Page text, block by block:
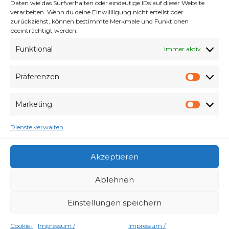
Daten wie das Surfverhalten oder eindeutige IDs auf dieser Website
verarbeiten. Wenn du deine Einwillligung nicht erteilst oder
zurückziehst, können bestimmte Merkmale und Funktionen
beeinträchtigt werden.
Funktional Immer aktiv
Präferenzen
Marketing
Dienste verwalten
Akzeptieren
Ablehnen
Einstellungen speichern
Cookie- Impressum / Impressum /
Volksstimme Magdeburg„Ein etwas anderer
Osterlauf“
Volksstimme Magdeburg
Ergebnisse
Impressum / Datenschutzerklärung /
Cookie-Richtlinie (EU)